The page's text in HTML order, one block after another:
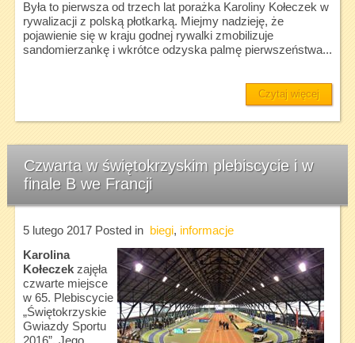
Była to pierwsza od trzech lat porażka Karoliny Kołeczek w
rywalizacji z polską płotkarką. Miejmy nadzieję, że
pojawienie się w kraju godnej rywalki zmobilizuje
sandomierzankę i wkrótce odzyska palmę pierwszeństwa...
Czytaj więcej
Czwarta w świętokrzyskim plebiscycie i w
finale B we Francji
5 lutego 2017Posted in biegi, informacje
Karolina
Kołeczekzajęła
czwarte miejsce
w 65. Plebiscycie
„Świętokrzyskie
Gwiazdy Sportu